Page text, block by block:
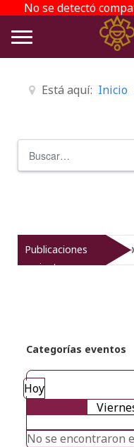
No se detectó
Está aquí: Inicio
Publicaciones
recientes
el patrimonio
Categorías eventos
Hoy
No se encontraron